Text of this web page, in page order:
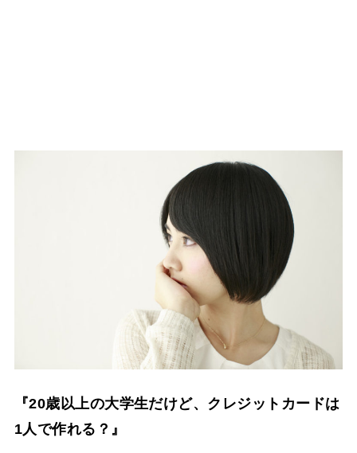
『20歳以上の大学生だけど、クレジットカードは
1人で作れる？』